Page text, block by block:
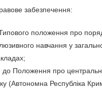
забезпечення:
положення про
навчання у
до Положення про
(Автономна Республіка